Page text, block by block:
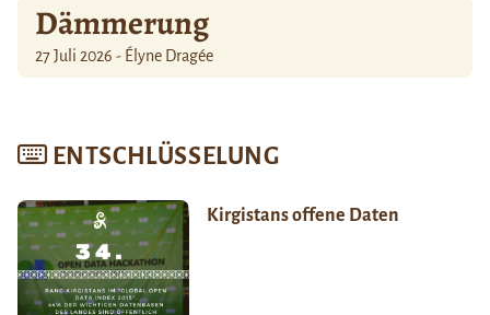
Dämmerung
27 Juli 2026 - Élyne Dragée
ENTSCHLÜSSELUNG
Kirgistans offene Daten